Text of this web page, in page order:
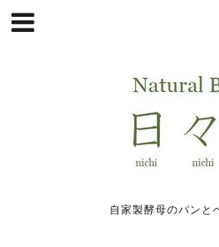
自家製酵母のパンと